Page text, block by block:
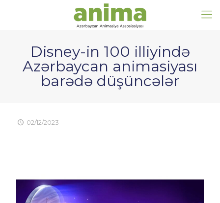
Disney-in 100 illiyində
Azərbaycan animasiyası
barədə düşüncələr
02/12/2023